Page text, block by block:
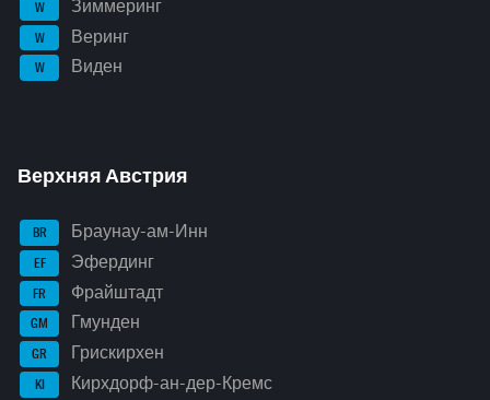
W Зиммеринг
W Веринг
W Виден
Верхняя Австрия
BR Браунау-ам-Инн
EF Эфердинг
FR Фрайштадт
GM Гмунден
GR Грискирхен
KI Кирхдорф-ан-дер-Кремс